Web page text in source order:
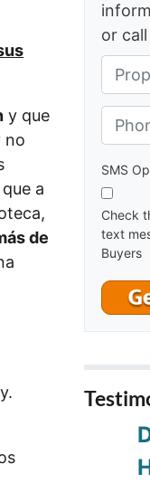
y que
no
a
de
or call
d
e
s
*
SMS
Check
text
Buyers